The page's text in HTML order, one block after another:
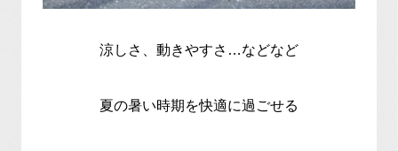
涼しさ、動きやすさ…などなど
夏の暑い時期を快適に過ごせる